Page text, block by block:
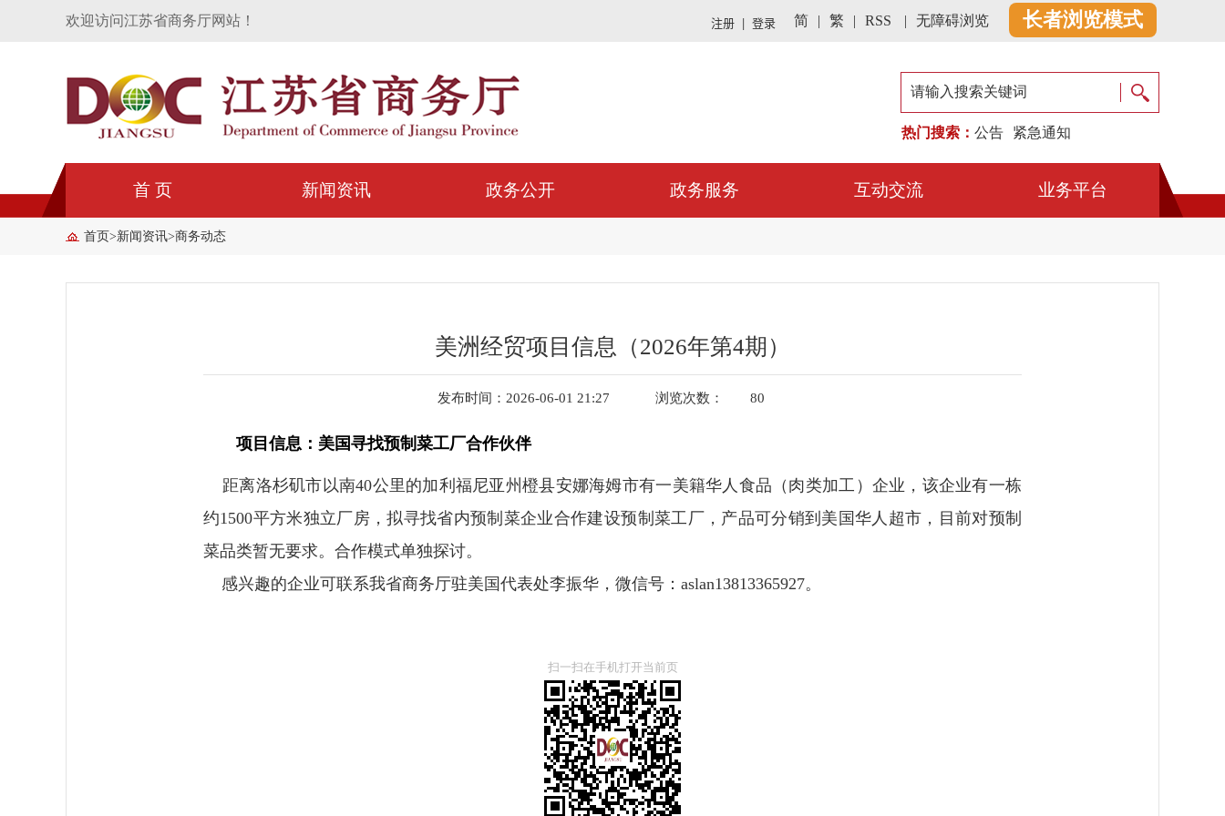
欢迎访问江苏省商务厅网站！ 简 | 繁 | RSS | 无障碍浏览
长者浏览模式
热门搜索： 公告 紧急通知
首 页 新闻资讯 政务公开 政务服务 互动交流 业务平台
首页>新闻资讯>商务动态
美洲经贸项目信息（2026年第4期）
发布时间：2026-06-01 21:27 浏览次数： 80
项目信息：美国寻找预制菜工厂合作伙伴
距离洛杉矶市以南40公里的加利福尼亚州橙县安娜海姆市有一美籍华人食品（肉类加工）企业，该企业有一栋
约1500平方米独立厂房，拟寻找省内预制菜企业合作建设预制菜工厂，产品可分销到美国华人超市，目前对预制
菜品类暂无要求。合作模式单独探讨。
感兴趣的企业可联系我省商务厅驻美国代表处李振华，微信号：aslan13813365927。
扫一扫在手机打开当前页